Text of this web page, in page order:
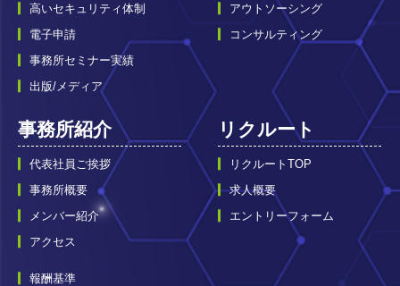
高いセキュリティ体制
電子申請
事務所セミナー実績
出版/メディア
アウトソーシング
コンサルティング
事務所紹介
代表社員ご挨拶
事務所概要
メンバー紹介
アクセス
リクルート
リクルートTOP
求人概要
エントリーフォーム
報酬基準